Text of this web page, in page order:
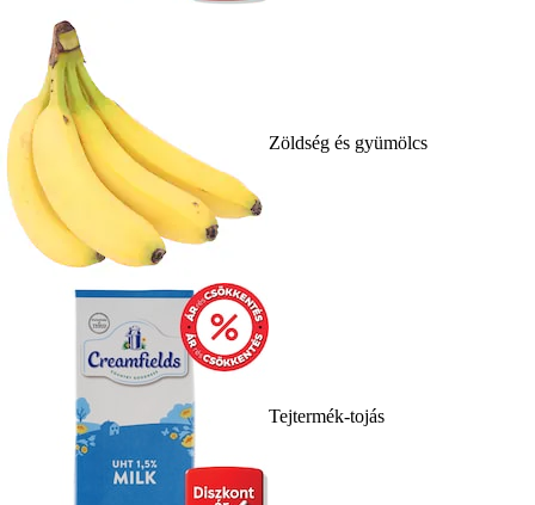
Zöldség és gyümölcs
Tejtermék-tojás